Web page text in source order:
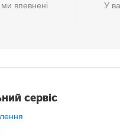
кнопку , вона
впевнені У
сервіс